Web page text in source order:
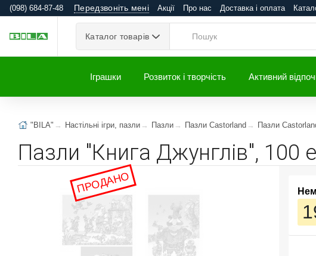
(098) 684-87-48 Передзвоніть мені Акції Про нас Доставка і оплата
Каталог товарів
Іграшки Розвиток і творчість Активний
"BILA" Настільні ігри, пазли Пазли Пазли Castorland Пазли
Пазли "Книга Джунглів", 100
ПРОДАНО